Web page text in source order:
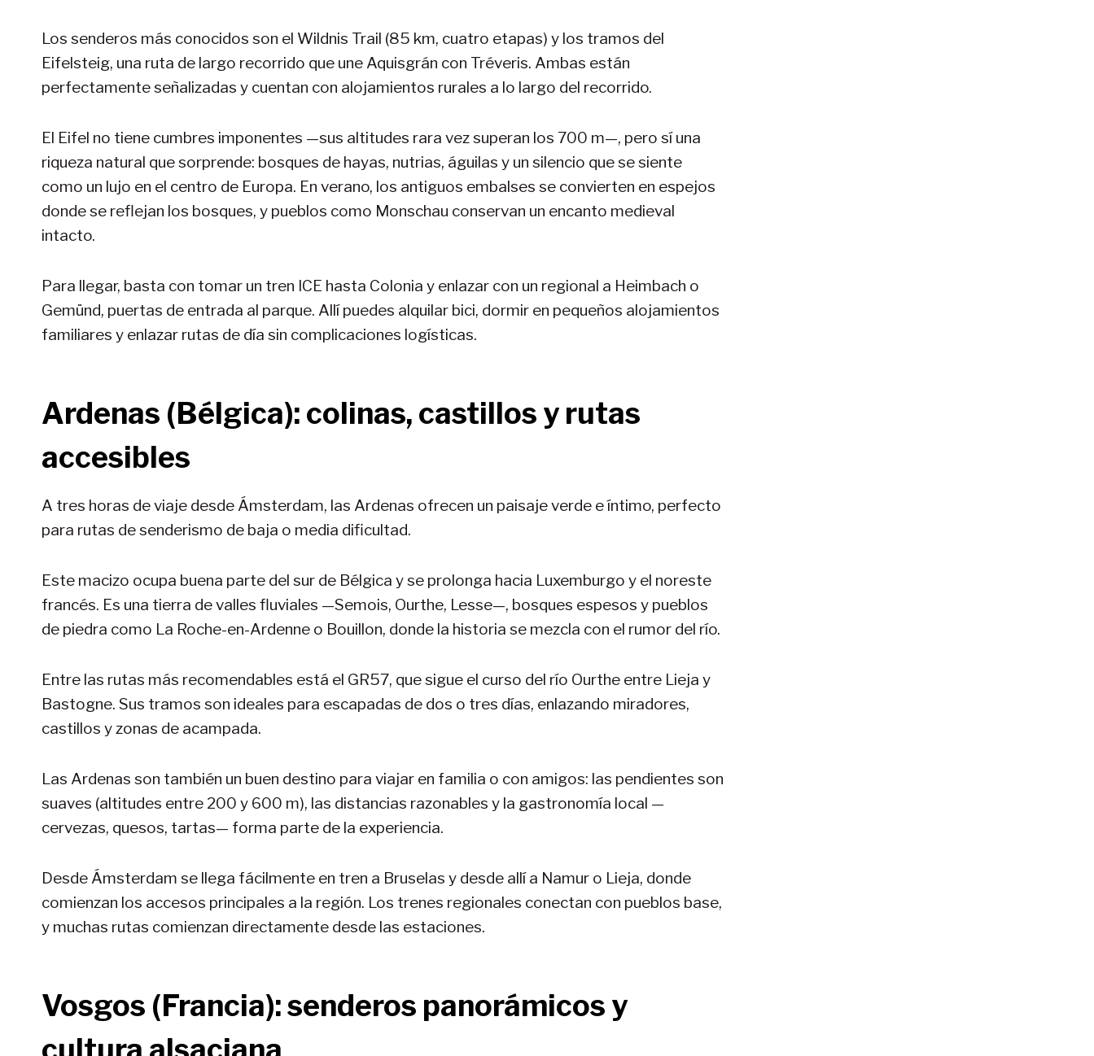
Los senderos más conocidos son el Wildnis Trail (85 km, cuatro etapas) y los tramos del
Eifelsteig, una ruta de largo recorrido que une Aquisgrán con Tréveris. Ambas están
perfectamente señalizadas y cuentan con alojamientos rurales a lo largo del recorrido.
El Eifel no tiene cumbres imponentes —sus altitudes rara vez superan los 700 m—, pero sí una
riqueza natural que sorprende: bosques de hayas, nutrias, águilas y un silencio que se siente
como un lujo en el centro de Europa. En verano, los antiguos embalses se convierten en espejos
donde se reflejan los bosques, y pueblos como Monschau conservan un encanto medieval
intacto.
Para llegar, basta con tomar un tren ICE hasta Colonia y enlazar con un regional a Heimbach o
Gemünd, puertas de entrada al parque. Allí puedes alquilar bici, dormir en pequeños alojamientos
familiares y enlazar rutas de día sin complicaciones logísticas.
Ardenas (Bélgica): colinas, castillos y rutas
accesibles
A tres horas de viaje desde Ámsterdam, las Ardenas ofrecen un paisaje verde e íntimo, perfecto
para rutas de senderismo de baja o media dificultad.
Este macizo ocupa buena parte del sur de Bélgica y se prolonga hacia Luxemburgo y el noreste
francés. Es una tierra de valles fluviales —Semois, Ourthe, Lesse—, bosques espesos y pueblos
de piedra como La Roche-en-Ardenne o Bouillon, donde la historia se mezcla con el rumor del río.
Entre las rutas más recomendables está el GR57, que sigue el curso del río Ourthe entre Lieja y
Bastogne. Sus tramos son ideales para escapadas de dos o tres días, enlazando miradores,
castillos y zonas de acampada.
Las Ardenas son también un buen destino para viajar en familia o con amigos: las pendientes son
suaves (altitudes entre 200 y 600 m), las distancias razonables y la gastronomía local —
cervezas, quesos, tartas— forma parte de la experiencia.
Desde Ámsterdam se llega fácilmente en tren a Bruselas y desde allí a Namur o Lieja, donde
comienzan los accesos principales a la región. Los trenes regionales conectan con pueblos base,
y muchas rutas comienzan directamente desde las estaciones.
Vosgos (Francia): senderos panorámicos y